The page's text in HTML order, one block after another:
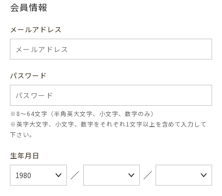
会員情報
メールアドレス
パスワード
※8〜64文字（半角英大文字、小文字、数字のみ）
※英字大文字、小文字、数字をそれぞれ1文字以上を含めて入力して
下さい。
生年月日
／ ／